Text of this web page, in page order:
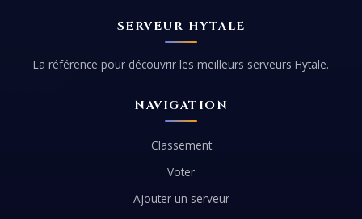
SERVEUR HYTALE
La référence pour découvrir les meilleurs serveurs Hytale.
NAVIGATION
Classement
Voter
Ajouter un serveur